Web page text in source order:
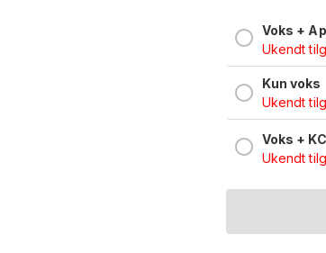
Voks +
Ukendt
Kun voks
Ukendt
Voks +
Ukendt